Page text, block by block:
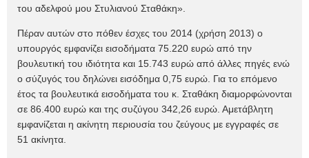
του αδελφού μου Στυλιανού Σταθάκη».
Πέραν αυτών στο πόθεν έσχες του 2014 (χρήση 2013) ο
υπουργός εμφανίζει εισοδήματα 75.220 ευρώ από την
βουλευτική του ιδιότητα και 15.743 ευρώ από άλλες πηγές ενώ
ο σύζυγός του δηλώνει εισόδημα 0,75 ευρώ. Για το επόμενο
έτος τα βουλευτικά εισοδήματα του κ. Σταθάκη διαμορφώνονται
σε 86.400 ευρώ και της συζύγου 342,26 ευρώ. Αμετάβλητη
εμφανίζεται η ακίνητη περιουσία του ζεύγους με εγγραφές σε
51 ακίνητα.